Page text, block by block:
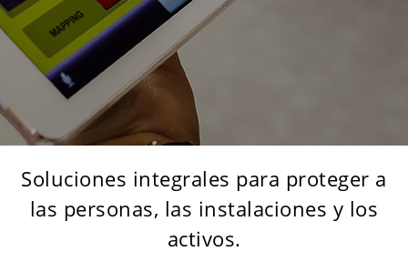
Soluciones integrales para proteger a
las personas, las instalaciones y los
activos.